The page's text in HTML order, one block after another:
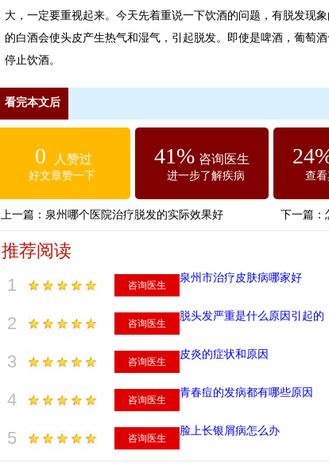
大，一定要重视起来。今天先着重说一下饮酒的问题，有脱发现
的白酒会使头皮产生热气和湿气，引起脱发。即使是啤酒，葡萄
停止饮酒。
看完本文后
0 人赞过
好文章赞一下
41% 咨询医生
进一步了解疾病 查
上一篇： 泉州哪个医院治疗脱发的实际效果好 下一篇：
推荐阅读
1
泉州市治疗皮肤病哪家好
咨询医生
2 脱头发严重是什么原因引起的
咨询医生
3 皮炎的症状和原因
咨询医生
4 青春痘的发病都有哪些原因
咨询医生
5 脸上长银屑病怎么办
咨询医生